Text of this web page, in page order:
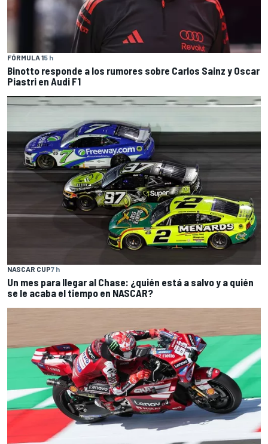
FÓRMULA 15 h
Binotto responde a los rumores sobre Carlos Sainz y Oscar
Piastri en Audi F1
NASCAR CUP7 h
Un mes para llegar al Chase: ¿quién está a salvo y a quién
se le acaba el tiempo en NASCAR?